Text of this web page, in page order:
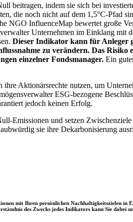
beitragen, indem sie sich bei
die noch nicht auf dem 1,5°C-Pfad
NGO InfluenceMap bewertet große
Unternehmen im Einklang mit
Dieser Indikator kann für Anleger
zu verändern. Das
einzelner Fondsmanager. Ein
ihre Aktionärsrechte nutzen, um
ESG-bezogene
jedoch keinen Erfolg.
Emissionen und setzen
sie ihre Dekarbonisierung
mit Ihren persönlichen Nachhaltigkeitszielen in
des Zwecks jedes Indikators kann Sie